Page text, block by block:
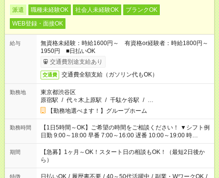
派遣 職種未経験OK 社会人未経験OK
ブランクOK
WEB登録・面接OK
給与
無資格未経験：時給1600円～ 有資格or経験者：時給1800円～
1950円 ■日払いOK
交通費別途支給あり
交通費 交通費全額支給（ガソリン代もOK）
勤務地
東京都渋谷区
原宿駅 / 代々木上原駅 / 千駄ケ谷駅 / …
【勤務地選べます！】グループホーム
勤務時間
【1日5時間～OK】ご希望の時間をご相談ください！ ▼シフト例
日勤 9:00～18:00 早番 7:00～16:00 遅番 10:00～19:00 時
短 10:00～15:00 上記はあくまで一例です。 「夕方までには帰宅
しておきたい」 「朝はゆっくりのスタートがいい」 「お昼の時
間を有効に使いたい」 など、ご希望があれば教えてください
ね。
期間
【急募】1ヶ月～OK！スタート日の相談もOK！（最短2日後か
ら）
特徴 日払いOK / 履歴書不要 / 40～50代活躍中 / 副業・WワークOK /